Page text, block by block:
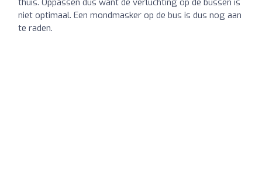
niet optimaal. Een mondmasker op de bus is dus nog aan
te raden.